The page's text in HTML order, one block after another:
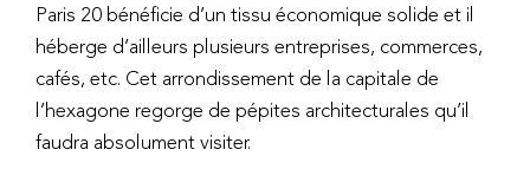
Paris 20 bénéficie d’un tissu économique solide et il
héberge d’ailleurs plusieurs entreprises, commerces,
cafés, etc. Cet arrondissement de la capitale de
l’hexagone regorge de pépites architecturales qu’il
faudra absolument visiter.